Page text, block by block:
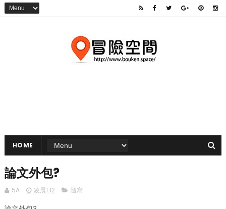
HOME
論文外包?
5A 凌晨1:12 隨寫